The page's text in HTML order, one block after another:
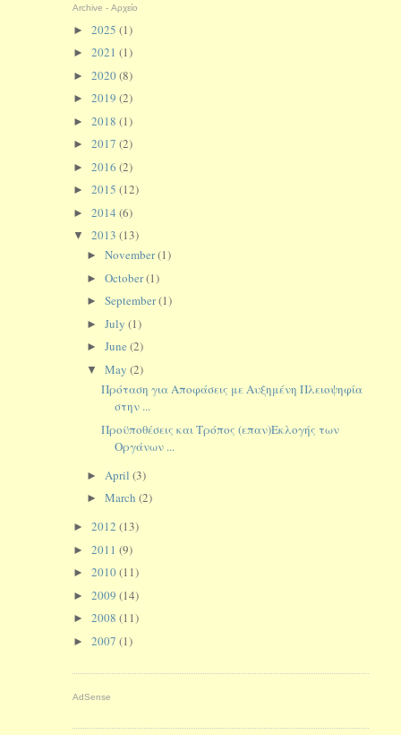
Archive - Αρχείο
► 2025 (1)
► 2021 (1)
► 2020(8)
► 2019 (2)
► 2018 (1)
► 2017 (2)
► 2016 (2)
► 2015 (12)
► 2014 (6)
▼ 2013 (13)
►November(1)
►October(1)
►September(1)
►July(1)
►June(2)
▼May(2)
Πρόταση για Αποφάσεις με Αυξημένη Πλειοψηφία
στην ...
Προϋποθέσεις και Τρόπος (επαν)Εκλογής των
Οργάνων ...
► April(3)
►March(2)
► 2012 (13)
► 2011 (9)
► 2010(11)
► 2009 (14)
► 2008 (11)
► 2007 (1)
AdSense